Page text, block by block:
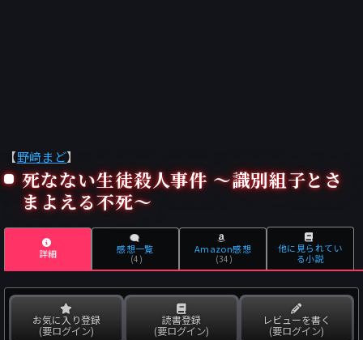
【野﨑まど】
死なない生徒殺人事件 ～識別組子とさ
まよえる不死～
詳細 感想一覧
(4)
Amazon感想
(34)
他に見られてい
る小説
お気に入り登録
(要ログイン)
読書登録
(要ログイン)
レビューを書く
(要ログイン)